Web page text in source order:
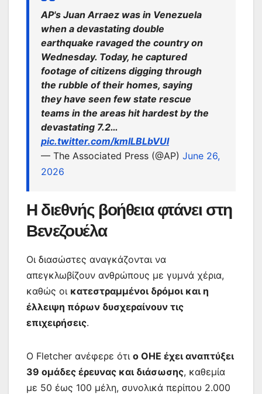
AP's Juan Arraez was in Venezuela
when a devastating double
earthquake ravaged the country on
Wednesday. Today, he captured
footage of citizens digging through
the rubble of their homes, saying
they have seen few state rescue
teams in the areas hit hardest by the
devastating 7.2…
pic.twitter.com/kmILBLbVUl
— The Associated Press (@AP) June 26,
2026
Η διεθνής βοήθεια φτάνει στη
Βενεζουέλα
Οι διασώστες αναγκάζονται να
απεγκλωβίζουν ανθρώπους με γυμνά χέρια,
καθώς οι κατεστραμμένοι δρόμοι και η
έλλειψη πόρων δυσχεραίνουν τις
επιχειρήσεις.
Ο Fletcher ανέφερε ότι ο ΟΗΕ έχει αναπτύξει
39 ομάδες έρευνας και διάσωσης, καθεμία
με 50 έως 100 μέλη, συνολικά περίπου 2.000